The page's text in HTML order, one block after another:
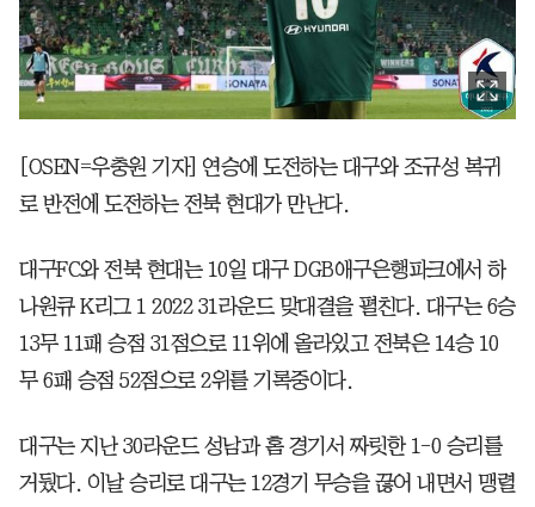
[OSEN=우충원 기자] 연승에 도전하는 대구와 조규성 복귀
로 반전에 도전하는 전북 현대가 만난다.
대구FC와 전북 현대는 10일 대구 DGB애구은행파크에서 하
나원큐 K리그 1 2022 31라운드 맞대결을 펼친다. 대구는 6승
13무 11패 승점 31점으로 11위에 올라있고 전북은 14승 10
무 6패 승점 52점으로 2위를 기록중이다.
대구는 지난 30라운드 성남과 홈 경기서 짜릿한 1-0 승리를
거뒀다. 이날 승리로 대구는 12경기 무승을 끊어 내면서 맹렬